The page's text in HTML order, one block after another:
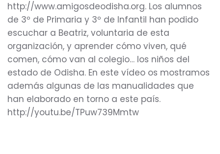
http://www.amigosdeodisha.org. Los alumnos
de 3º de Primaria y 3º de Infantil han podido
escuchar a Beatriz, voluntaria de esta
organización, y aprender cómo viven, qué
comen, cómo van al colegio… los niños del
estado de Odisha. En este vídeo os mostramos
además algunas de las manualidades que
han elaborado en torno a este país.
http://youtu.be/TPuw739Mmtw